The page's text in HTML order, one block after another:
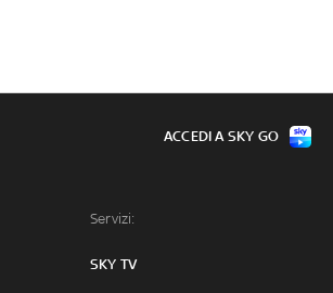
Servizi:
SKY TV
ACCEDI A SKY GO